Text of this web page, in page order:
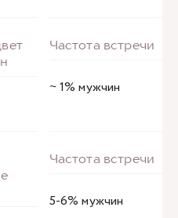
~ 1% мужчин
5-6% мужчин